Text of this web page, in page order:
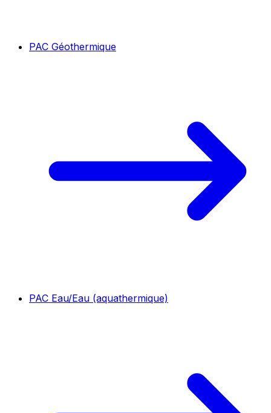
PAC Géothermique
PAC Eau/Eau (aquathermique)